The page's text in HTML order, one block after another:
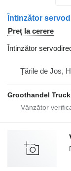
Preț la cerere
Întinzător
Țările de Jos,
Groothandel Truck